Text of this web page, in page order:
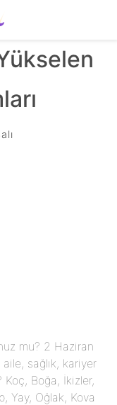
mu? 2 Haziran
sağlık, kariyer
Koç, Boğa, İkizler,
Yay, Oğlak, Kova